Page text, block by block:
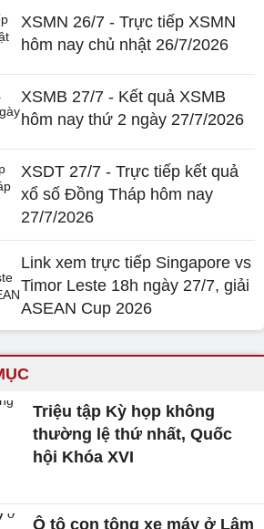
XSMN 26/7 - Trực tiếp XSMN
hôm nay chủ nhật 26/7/2026
XSMB 27/7 - Kết quả XSMB
hôm nay thứ 2 ngày 27/7/2026
XSDT 27/7 - Trực tiếp kết quả
xổ số Đồng Tháp hôm nay
27/7/2026
Link xem trực tiếp Singapore vs
Timor Leste 18h ngày 27/7, giải
ASEAN Cup 2026
Triệu tập Kỳ họp không
thường lệ thứ nhất, Quốc
hội Khóa XVI
Ô tô con tông xe máy ở Lâm